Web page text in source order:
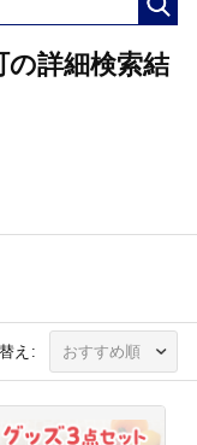
の詳細検索結
え: